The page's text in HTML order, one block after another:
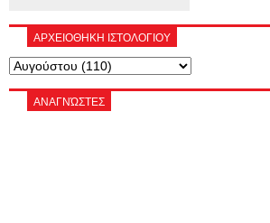
ΑΡΧΕΙΟΘΗΚΗ ΙΣΤΟΛΟΓΙΟΥ
ΑΝΑΓΝΏΣΤΕΣ